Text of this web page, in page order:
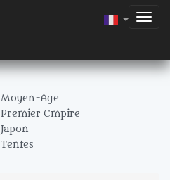
Moyen-Age
Premier Empire
Japon
Tentes